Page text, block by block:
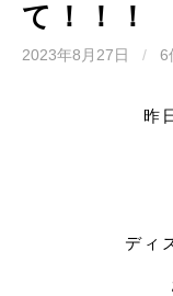
て！！！
2023年8月27日 / 6
昨
ディ